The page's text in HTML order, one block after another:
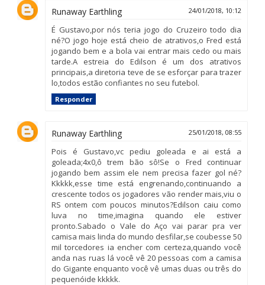
Runaway Earthling 24/01/2018, 10:12
É Gustavo,por nós teria jogo do Cruzeiro todo dia
né?O jogo hoje está cheio de atrativos,o Fred está
jogando bem e a bola vai entrar mais cedo ou mais
tarde.A estreia do Edilson é um dos atrativos
principais,a diretoria teve de se esforçar para trazer
lo,todos estão confiantes no seu futebol.
Responder
Runaway Earthling 25/01/2018, 08:55
Pois é Gustavo,vc pediu goleada e ai está a
goleada;4x0,ô trem bão sô!Se o Fred continuar
jogando bem assim ele nem precisa fazer gol né?
Kkkkk,esse time está engrenando,continuando a
crescente todos os jogadores vão render mais,viu o
RS ontem com poucos minutos?Edilson caiu como
luva no time,imagina quando ele estiver
pronto.Sabado o Vale do Aço vai parar pra ver
camisa mais linda do mundo desfilar,se coubesse 50
mil torcedores ia encher com certeza,quando você
anda nas ruas lá você vê 20 pessoas com a camisa
do Gigante enquanto você vê umas duas ou três do
pequenóide kkkkk.